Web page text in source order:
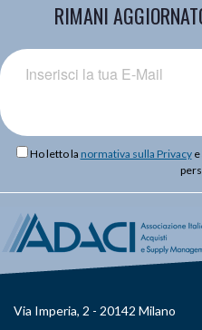
RIMANI
Ho letto la normativa sulla Privacye
Via Imperia, 2 - 20142 Milano